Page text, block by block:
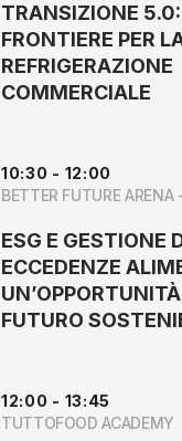
TRANSIZIONE
FRONTIERE PER
REFRIGERAZIONE
COMMERCIALE
10:30 - 12:00
BETTER FUTURE ARENA
ESG E GESTIONE
ECCEDENZE
FUTURO
12:00 - 13:45
TUTTOFOOD ACADEMY